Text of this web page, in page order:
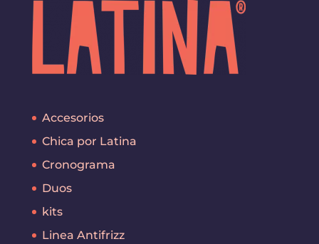
Accesorios
Chica por Latina
Cronograma
Duos
kits
Linea Antifrizz